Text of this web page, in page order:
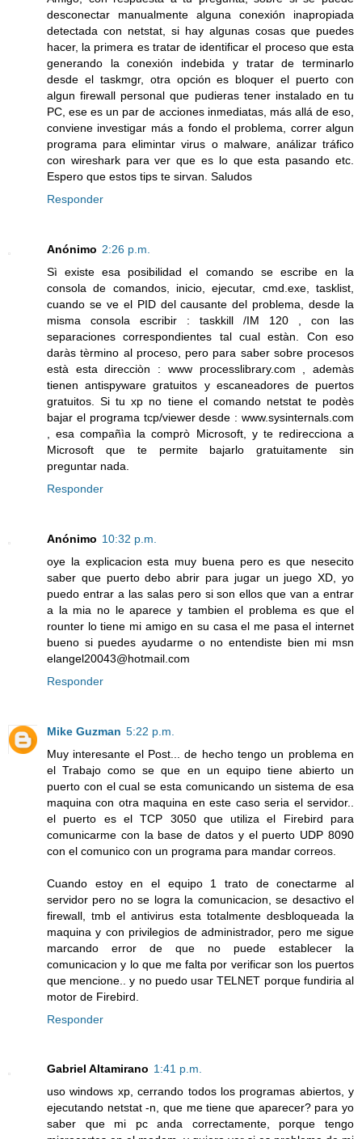
desconectar manualmente alguna conexión inapropiada
detectada con netstat, si hay algunas cosas que puedes
hacer, la primera es tratar de identificar el proceso que esta
generando la conexión indebida y tratar de terminarlo
desde el taskmgr, otra opción es bloquer el puerto con
algun firewall personal que pudieras tener instalado en tu
PC, ese es un par de acciones inmediatas, más allá de eso,
conviene investigar más a fondo el problema, correr algun
programa para elimintar virus o malware, análizar tráfico
con wireshark para ver que es lo que esta pasando etc.
Espero que estos tips te sirvan. Saludos
Responder
Anónimo 2:26 p.m.
Sì existe esa posibilidad el comando se escribe en la
consola de comandos, inicio, ejecutar, cmd.exe, tasklist,
cuando se ve el PID del causante del problema, desde la
misma consola escribir : taskkill /IM 120 , con las
separaciones correspondientes tal cual estàn. Con eso
daràs tèrmino al proceso, pero para saber sobre procesos
està esta direcciòn : www processlibrary.com , ademàs
tienen antispyware gratuitos y escaneadores de puertos
gratuitos. Si tu xp no tiene el comando netstat te podès
bajar el programa tcp/viewer desde : www.sysinternals.com
, esa compañìa la comprò Microsoft, y te redirecciona a
Microsoft que te permite bajarlo gratuitamente sin
preguntar nada.
Responder
Anónimo 10:32 p.m.
oye la explicacion esta muy buena pero es que nesecito
saber que puerto debo abrir para jugar un juego XD, yo
puedo entrar a las salas pero si son ellos que van a entrar
a la mia no le aparece y tambien el problema es que el
rounter lo tiene mi amigo en su casa el me pasa el internet
bueno si puedes ayudarme o no entendiste bien mi msn
elangel20043@hotmail.com
Responder
Mike Guzman 5:22 p.m.
Muy interesante el Post... de hecho tengo un problema en
el Trabajo como se que en un equipo tiene abierto un
puerto con el cual se esta comunicando un sistema de esa
maquina con otra maquina en este caso seria el servidor..
el puerto es el TCP 3050 que utiliza el Firebird para
comunicarme con la base de datos y el puerto UDP 8090
con el comunico con un programa para mandar correos.
Cuando estoy en el equipo 1 trato de conectarme al
servidor pero no se logra la comunicacion, se desactivo el
firewall, tmb el antivirus esta totalmente desbloqueada la
maquina y con privilegios de administrador, pero me sigue
marcando error de que no puede establecer la
comunicacion y lo que me falta por verificar son los puertos
que mencione.. y no puedo usar TELNET porque fundiria al
motor de Firebird.
Responder
Gabriel Altamirano 1:41 p.m.
uso windows xp, cerrando todos los programas abiertos, y
ejecutando netstat -n, que me tiene que aparecer? para yo
saber que mi pc anda correctamente, porque tengo